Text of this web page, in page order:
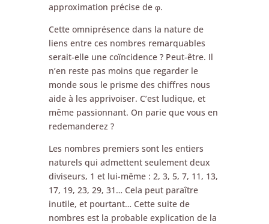
approximation précise de φ.
Cette omniprésence dans la nature de
liens entre ces nombres remarquables
serait-elle une coïncidence ? Peut-être. Il
n’en reste pas moins que regarder le
monde sous le prisme des chiffres nous
aide à les apprivoiser. C’est ludique, et
même passionnant. On parie que vous en
redemanderez ?
Les nombres premiers sont les entiers
naturels qui admettent seulement deux
diviseurs, 1 et lui-même : 2, 3, 5, 7, 11, 13,
17, 19, 23, 29, 31… Cela peut paraître
inutile, et pourtant… Cette suite de
nombres est la probable explication de la